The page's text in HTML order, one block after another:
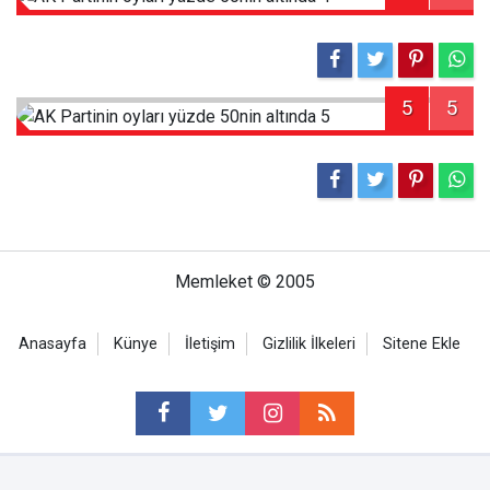
5 5
Memleket © 2005
Anasayfa Künye İletişim Gizlilik İlkeleri Sitene Ekle